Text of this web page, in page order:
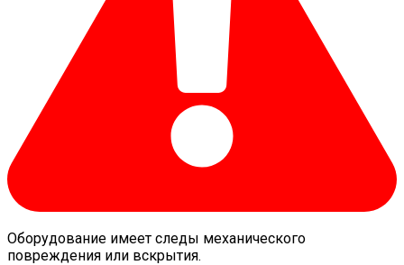
Оборудование имеет следы механического
повреждения или вскрытия.